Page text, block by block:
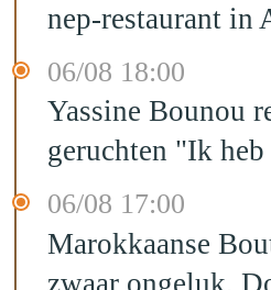
nep-restaurant in
06/08 18:00
Yassine Bounou
geruchten "Ik
06/08 17:00
Marokkaanse
zwaar ongeluk,